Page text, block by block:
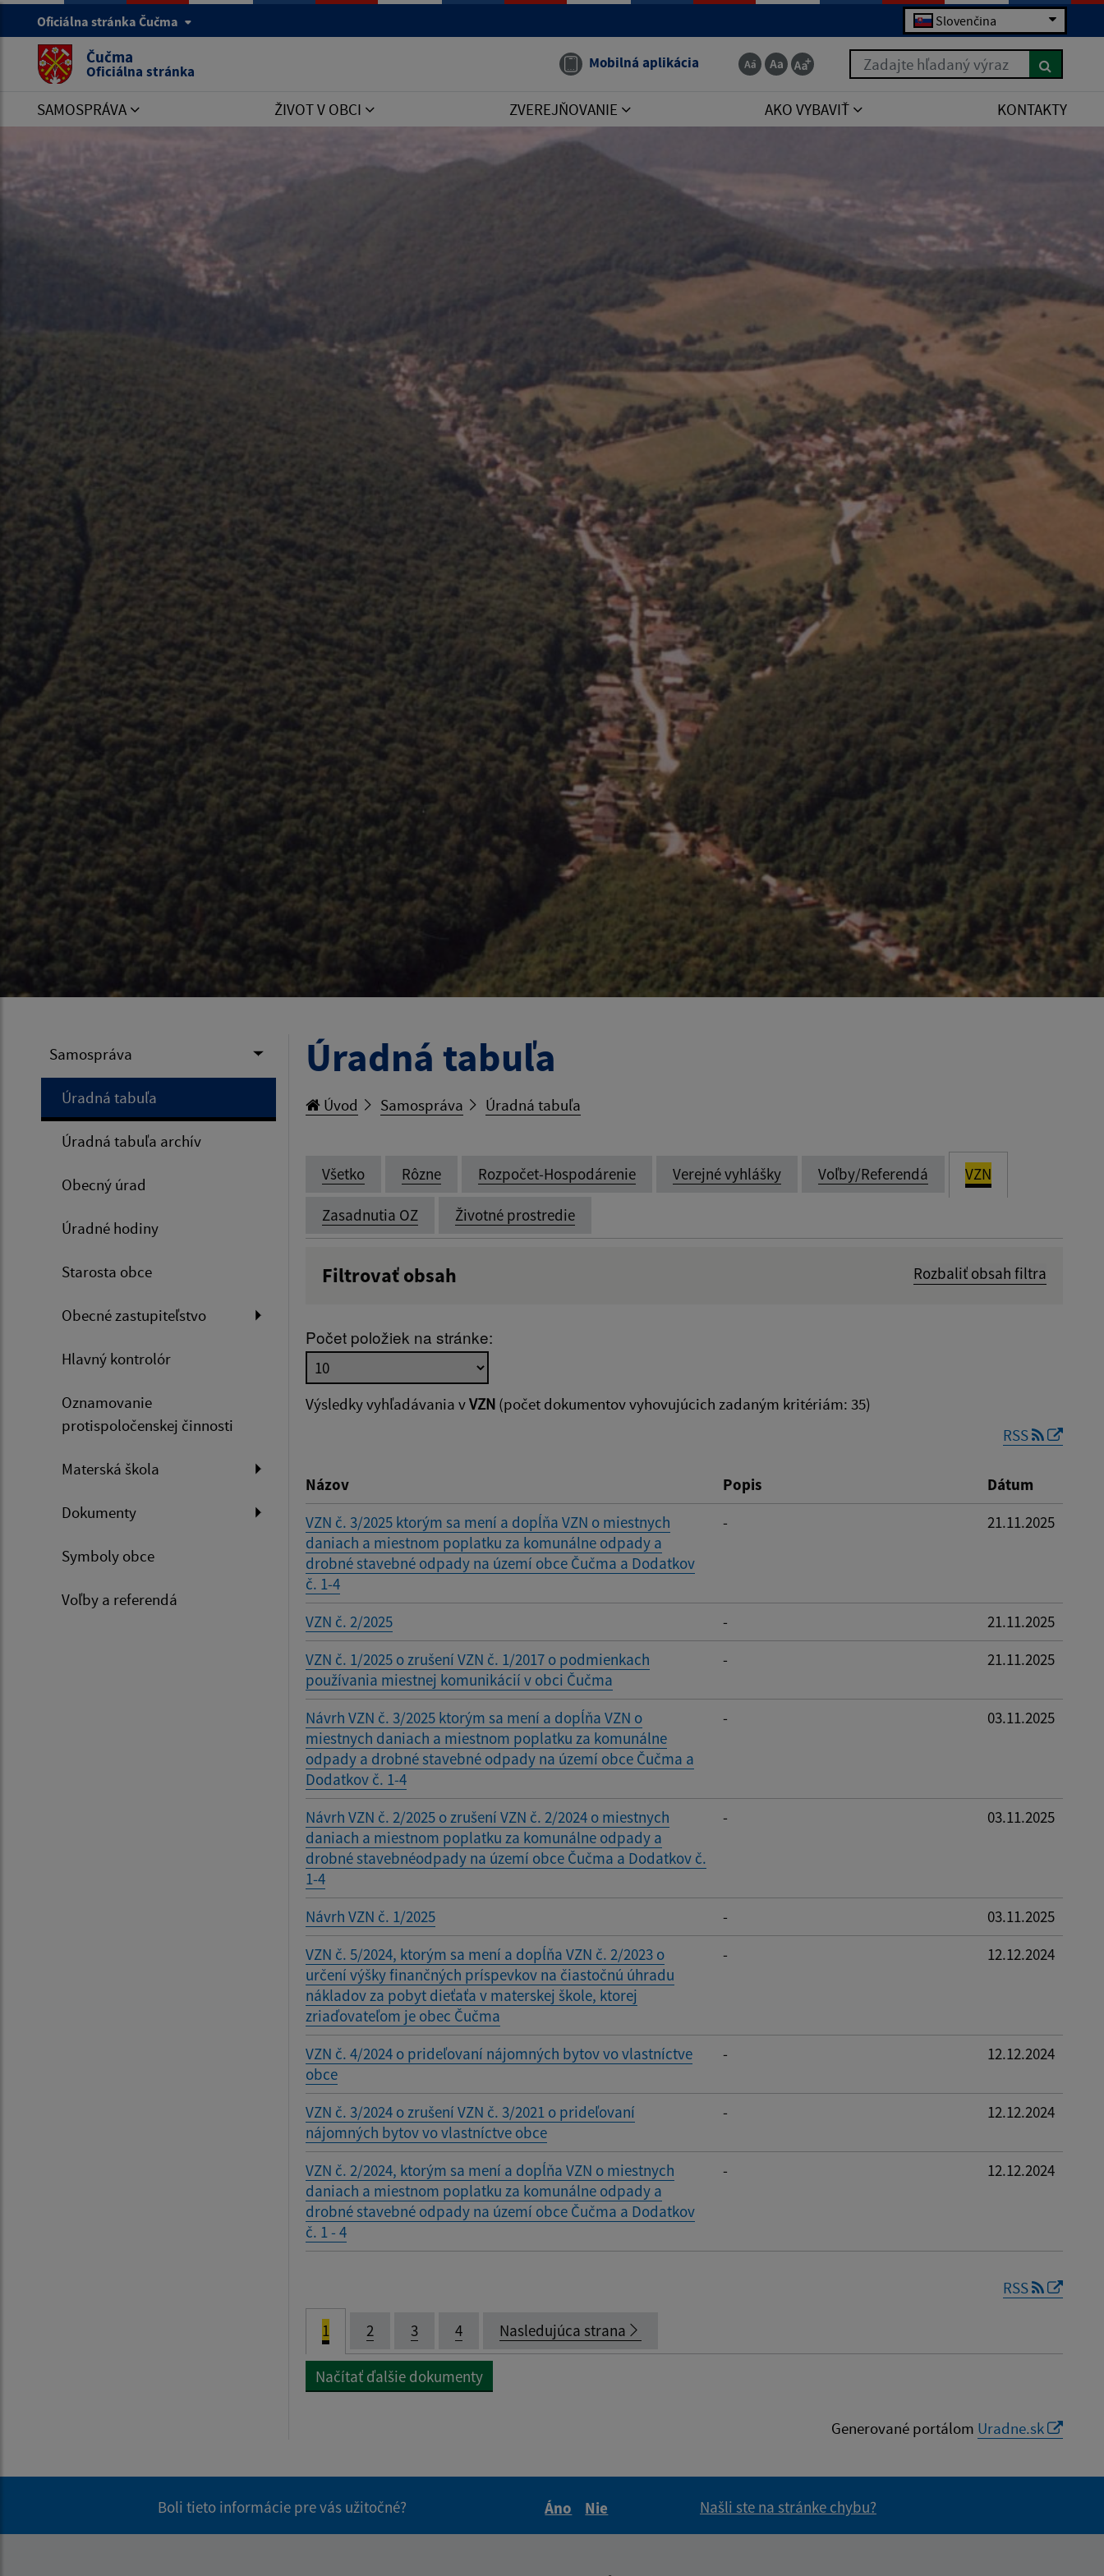
Oficiálna stránka Čučma Slovenčina
Čučma
Oficiálna stránka Mobilná aplikácia Zadajte hľadaný výraz
SAMOSPRÁVA ŽIVOT V OBCI ZVEREJŇOVANIE AKO VYBAVIŤ KONTAKTY
Samospráva
Úradná tabuľa
Úradná tabuľa archív
Obecný úrad
Úradné hodiny
Starosta obce
Obecné zastupiteľstvo
Hlavný kontrolór
Oznamovanie
protispoločenskej činnosti
Materská škola
Dokumenty
Symboly obce
Voľby a referendá
Úradná tabuľa
Úvod Samospráva Úradná tabuľa
Všetko Rôzne Rozpočet-Hospodárenie Verejné vyhlášky Voľby/Referendá VZN
Zasadnutia OZ Životné prostredie
Filtrovať obsah Rozbaliť obsah filtra
Dátum zverejnenia do:
Počet položiek na stránke:
Výsledky vyhľadávania vVZN (počet dokumentov vyhovujúcich zadaným kritériám: 35)
RSS
Názov Popis
Dátum
VZN č. 3/2025 ktorým sa mení a dopĺňa VZN o miestnych
daniach a miestnom poplatku za komunálne odpady a
drobné stavebné odpady na území obce Čučma a Dodatkov
č. 1-4
- 21.11.2025
VZN č. 2/2025 -
21.11.2025
VZN č. 1/2025 o zrušení VZN č. 1/2017 o podmienkach
používania miestnej komunikácií v obci Čučma
- 21.11.2025
Návrh VZN č. 3/2025 ktorým sa mení a dopĺňa VZN o
miestnych daniach a miestnom poplatku za komunálne
odpady a drobné stavebné odpady na území obce Čučma a
Dodatkov č. 1-4
- 03.11.2025
Návrh VZN č. 2/2025 o zrušení VZN č. 2/2024 o miestnych
daniach a miestnom poplatku za komunálne odpady a
drobné stavebnéodpady na území obce Čučma a Dodatkov č.
1-4
- 03.11.2025
Návrh VZN č. 1/2025 -
03.11.2025
VZN č. 5/2024, ktorým sa mení a dopĺňa VZN č. 2/2023 o
určení výšky finančných príspevkov na čiastočnú úhradu
nákladov za pobyt dieťaťa v materskej škole, ktorej
zriaďovateľom je obec Čučma
- 12.12.2024
VZN č. 4/2024 o prideľovaní nájomných bytov vo vlastníctve
obce
- 12.12.2024
VZN č. 3/2024 o zrušení VZN č. 3/2021 o prideľovaní
nájomných bytov vo vlastníctve obce
- 12.12.2024
VZN č. 2/2024, ktorým sa mení a dopĺňa VZN o miestnych
daniach a miestnom poplatku za komunálne odpady a
drobné stavebné odpady na území obce Čučma a Dodatkov
č. 1 - 4
- 12.12.2024
RSS
1 2 3 4 Nasledujúca strana
Načítať ďalšie dokumenty
Generované portálom Uradne.sk
Boli tieto informácie pre vás užitočné?
Áno
Nie
Našli ste na stránke chybu?